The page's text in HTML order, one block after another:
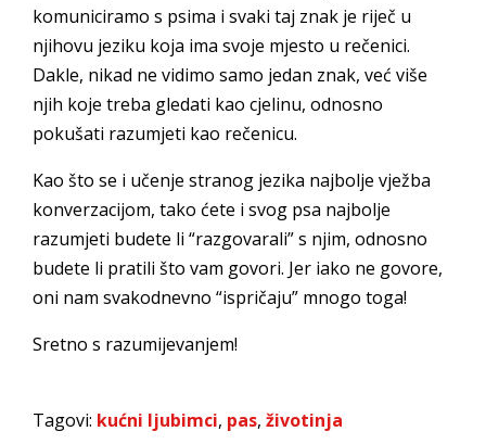
komuniciramo s psima i svaki taj znak je riječ u
njihovu jeziku koja ima svoje mjesto u rečenici.
Dakle, nikad ne vidimo samo jedan znak, već više
njih koje treba gledati kao cjelinu, odnosno
pokušati razumjeti kao rečenicu.
Kao što se i učenje stranog jezika najbolje vježba
konverzacijom, tako ćete i svog psa najbolje
razumjeti budete li “razgovarali” s njim, odnosno
budete li pratili što vam govori. Jer iako ne govore,
oni nam svakodnevno “ispričaju” mnogo toga!
Sretno s razumijevanjem!
Tagovi: kućni ljubimci, pas, životinja